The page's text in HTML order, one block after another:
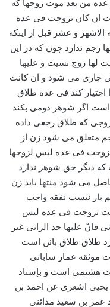
من بعد موت زوجها که
ان کان تزوجت فی عده
و عشر قبل از اینکه
رجم ندارد چون که در این
لها زوج نسیت و علیها
جاری می شود و ان کانت
کند فی عده طلاق
است اگر شوهر دومی بکند
که طلاق رجعی داده
متعلق می شود زن از
فی عده لیس لزوجها
که دیگر حق شوهر ندارد
می شود منتها باید زن
بار نیست نفقه واجب
تزوجت فی عده لیس
فانّ علیها حد الزانی غیر
طلاق طلاق بائن است
موثقه عمار ساباتی
عمار ساباتی در باب 27 روایت هشتمی است و بإسناد
یحیی اشعری عن احمد بن
بن سعید مدائنی